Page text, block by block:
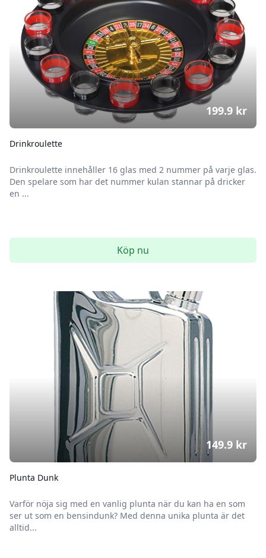
Drinkroulette
Drinkroulette innehåller 16 glas med 2 nummer på varje glas.
Den spelare som har det nummer kulan stannar på dricker
en ...
199.9 kr
Köp nu
Plunta Dunk
Varför nöja sig med en vanlig plunta när du kan ha en som
ser ut som en bensindunk? Med denna unika plunta är det
alltid...
149.9 kr